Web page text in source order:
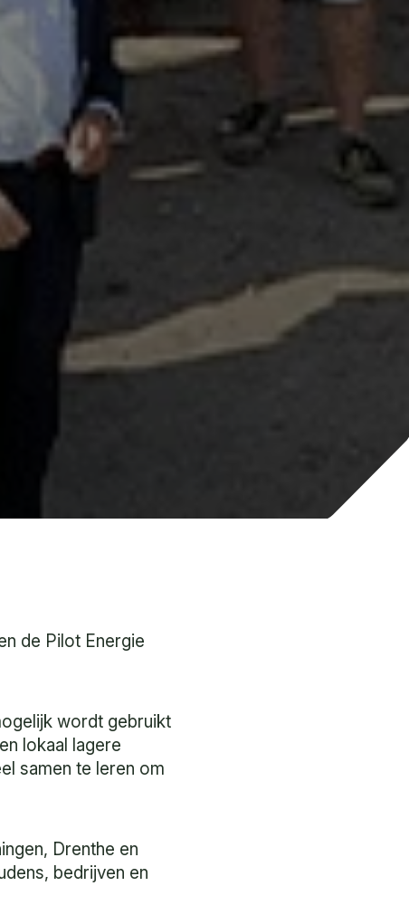
de Pilot Energie
wordt gebruikt
lokaal lagere
samen te leren om
Drenthe en
bedrijven en